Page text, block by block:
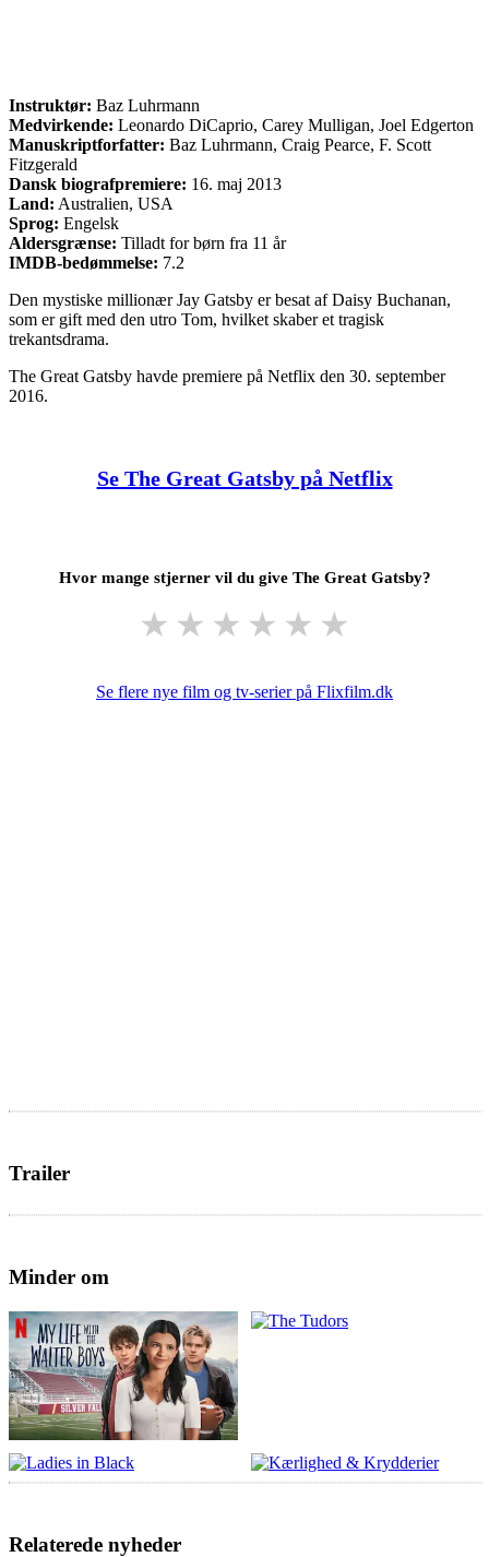
Instruktør: Baz Luhrmann
Medvirkende: Leonardo DiCaprio, Carey Mulligan, Joel Edgerton
Manuskriptforfatter: Baz Luhrmann, Craig Pearce, F. Scott
Fitzgerald
Dansk biografpremiere: 16. maj 2013
Land: Australien, USA
Sprog: Engelsk
Aldersgrænse: Tilladt for børn fra 11 år
IMDB-bedømmelse: 7.2
Den mystiske millionær Jay Gatsby er besat af Daisy Buchanan,
som er gift med den utro Tom, hvilket skaber et tragisk
trekantsdrama.
The Great Gatsby havde premiere på Netflix den 30. september
2016.
Se The Great Gatsby på Netflix
Hvor mange stjerner vil du give The Great Gatsby?
★ ★ ★ ★ ★ ★
Se flere nye film og tv-serier på Flixfilm.dk
Trailer
Minder om
Relaterede nyheder